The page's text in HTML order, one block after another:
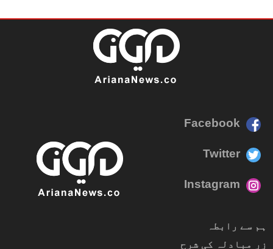
Facebook
Twitter
Instagram
ہم سے رابطہ
زر مبادلہ کی شرح